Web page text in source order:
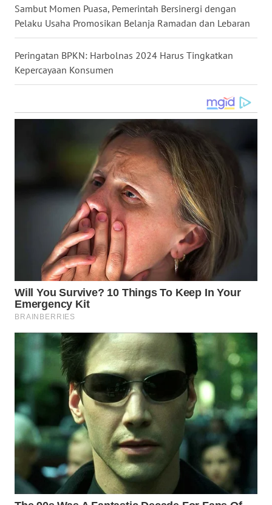
Sambut Momen Puasa, Pemerintah Bersinergi dengan
Pelaku Usaha Promosikan Belanja Ramadan dan Lebaran
Peringatan BPKN: Harbolnas 2024 Harus Tingkatkan
Kepercayaan Konsumen
WN
JAMBI
WN
SULTRA
WN
BABEL
WN
SUMBAR
SUMSEL
WN
WN
LAMPUNG
WN
JATENG